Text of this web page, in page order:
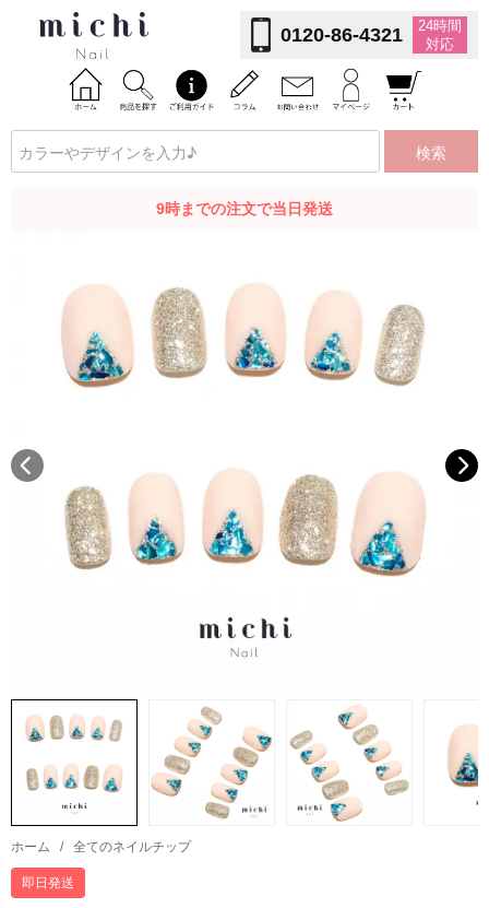
0120-86-4321
24時間
対応
検索
9時までの注文で当日発送
ホーム / 全てのネイルチップ
即日発送